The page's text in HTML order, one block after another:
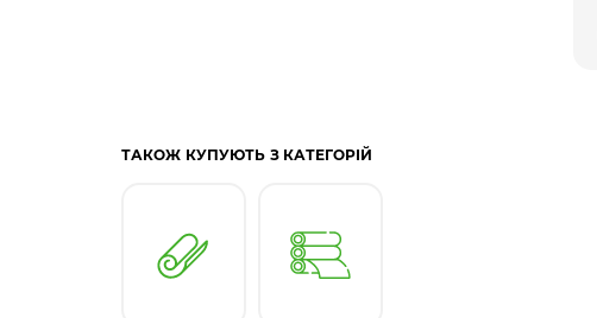
ТАКОЖ КУПУЮТЬ З КАТЕГОРІЙ